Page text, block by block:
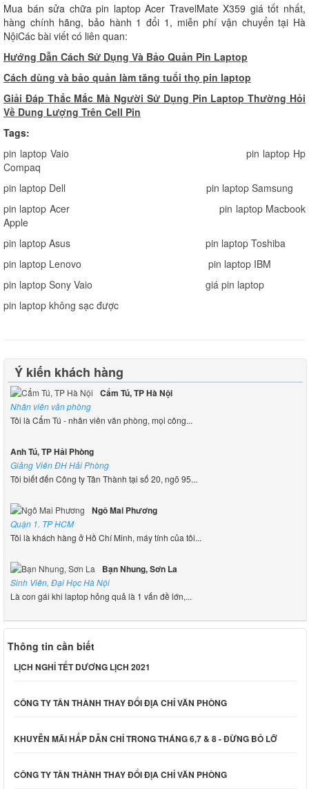
Mua bán sửa chữa pin laptop Acer TravelMate X359 giá tốt nhất,
hàng chính hãng, bảo hành 1 đổi 1, miễn phí vận chuyển tại Hà
NộiCác bài viết có liên quan:
Hướng Dẫn Cách Sử Dụng Và Bảo Quản Pin Laptop
Cách dùng và bảo quản làm tăng tuổi thọ pin laptop
Giải Đáp Thắc Mắc Mà Người Sử Dụng Pin Laptop Thường Hỏi
Về Dung Lượng Trên Cell Pin
Tags:
pin laptop Vaio
pin laptop Hp
Compaq
pin laptop Dell
pin laptop Samsung
pin laptop Acer
pin laptop Macbook
Apple
pin laptop Asus
pin laptop Toshiba
pin laptop Lenovo
pin laptop IBM
pin laptop Sony Vaio
giá pin laptop
pin laptop không sạc được
Ý kiến khách hàng
Cẩm Tú, TP Hà Nội
Nhân viên văn phòng
Tôi là Cẩm Tú - nhân viên văn phòng, mọi công...
Anh Tú, TP Hải Phòng
Giảng Viên ĐH Hải Phòng
Tôi biết đến Công ty Tân Thành tại số 20, ngõ 95...
Ngô Mai Phương
Quận 1. TP HCM
Tôi là khách hàng ở Hồ Chí Minh, máy tính của tôi...
Bạn Nhung, Sơn La
Sinh Viên, Đại Học Hà Nội
Là con gái khi laptop hỏng quả là 1 vấn đề lớn,...
Thông tin cần biết
LỊCH NGHỈ TẾT DƯƠNG LỊCH 2021
CÔNG TY TÂN THÀNH THAY ĐỔI ĐỊA CHỈ VĂN PHÒNG
KHUYỄN MÃI HẤP DẪN CHỈ TRONG THÁNG 6,7 & 8 - ĐỪNG BỎ LỠ
CÔNG TY TÂN THÀNH THAY ĐỔI ĐỊA CHỈ VĂN PHÒNG